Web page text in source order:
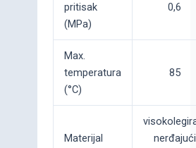
pritisak
(MPa)
0,6
Max.
temperatura
(°C)
85
Materijal
nerđajući